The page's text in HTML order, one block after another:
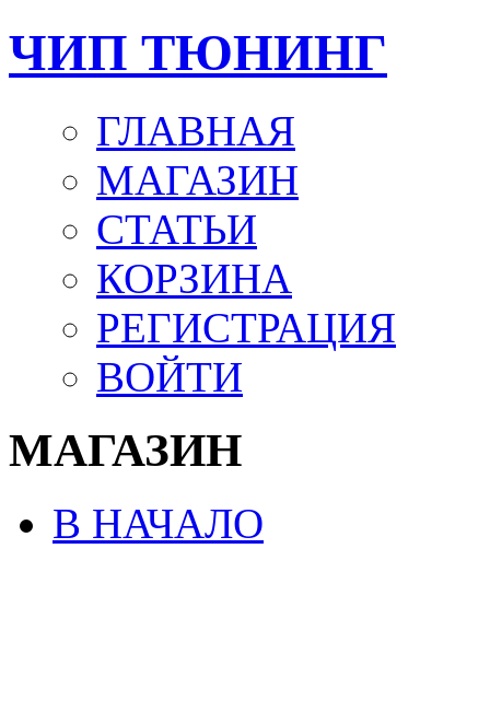
ЧИП ТЮНИНГ
ГЛАВНАЯ
МАГАЗИН
СТАТЬИ
КОРЗИНА
РЕГИСТРАЦИЯ
ВОЙТИ
МАГАЗИН
В НАЧАЛО